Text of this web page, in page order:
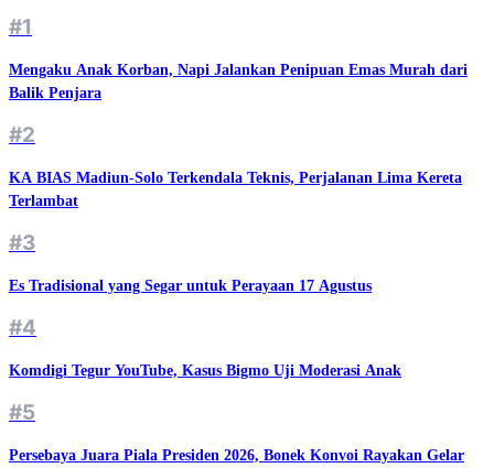
#1
Mengaku Anak Korban, Napi Jalankan Penipuan Emas Murah dari
Balik Penjara
#2
KA BIAS Madiun-Solo Terkendala Teknis, Perjalanan Lima Kereta
Terlambat
#3
Es Tradisional yang Segar untuk Perayaan 17 Agustus
#4
Komdigi Tegur YouTube, Kasus Bigmo Uji Moderasi Anak
#5
Persebaya Juara Piala Presiden 2026, Bonek Konvoi Rayakan Gelar